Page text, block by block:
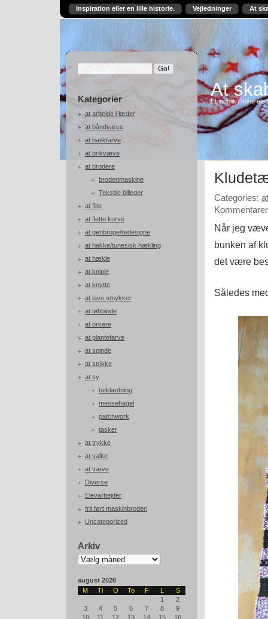
Inspiration eller en lille historie. Vejledninger At
Kategorier
at arbejde i læder
at båndvæve
at batikfarve
at brikvæve
at brodere
broderimaskine
Tekstile billeder
at filte
at flette kurve
at genbruge/redesigne
at hakke/tunesisk hækling
at hækle
at kniple
at knytte
at lave smykker
at løbbinde
at orkere
at plantefarve
at spinde
at strikke
at sy
beklædning
messehagel
patchwork
tasker
at trykke
at valke
at væve
Diverse
Elevarbejder
frit ført maskinbroderi
Uncategorized
Arkiv
Arkiv
august 2026
M
Ti O To F L
S
1
2
3
4 5 6 7 8
9
10
11 12 13 14 15
16
At
Et indblik i mine
Categories:
Når jeg
bunken af
det være
Således